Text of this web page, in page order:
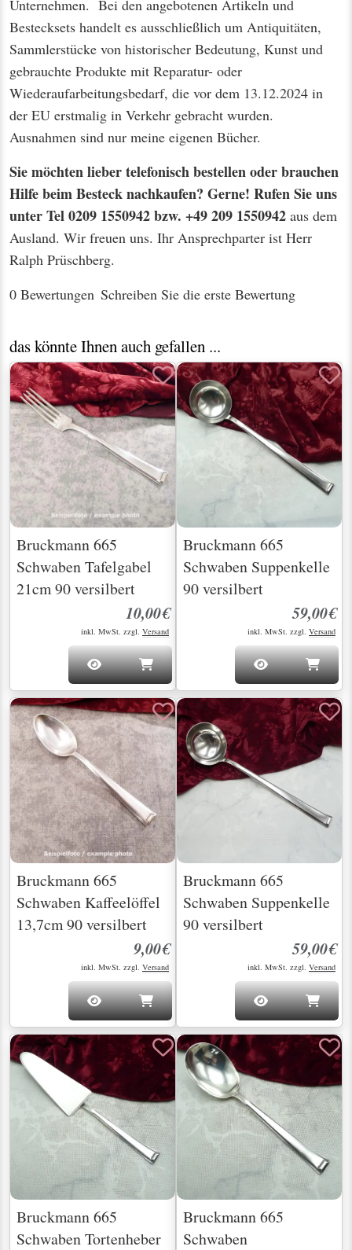
Unternehmen. Bei den angebotenen Artikeln und
Bestecksets handelt es ausschließlich um Antiquitäten,
Sammlerstücke von historischer Bedeutung, Kunst und
gebrauchte Produkte mit Reparatur- oder
Wiederaufarbeitungsbedarf, die vor dem 13.12.2024 in
der EU erstmalig in Verkehr gebracht wurden.
Ausnahmen sind nur meine eigenen Bücher.
Sie möchten lieber telefonisch bestellen oder brauchen
Hilfe beim Besteck nachkaufen? Gerne! Rufen Sie uns
unter Tel 0209 1550942 bzw. +49 209 1550942 aus dem
Ausland. Wir freuen uns. Ihr Ansprechparter ist Herr
Ralph Prüschberg.
0 Bewertungen Schreiben Sie die erste Bewertung
das könnte Ihnen auch gefallen ...
Bruckmann 665
Schwaben Tafelgabel
21cm 90 versilbert
10,00€
inkl. MwSt. zzgl. Versand
Bruckmann 665
Schwaben Suppenkelle
90 versilbert
59,00€
inkl. MwSt. zzgl. Versand
Bruckmann 665
Schwaben Kaffeelöffel
13,7cm 90 versilbert
9,00€
inkl. MwSt. zzgl. Versand
Bruckmann 665
Schwaben Suppenkelle
90 versilbert
59,00€
inkl. MwSt. zzgl. Versand
Bruckmann 665
Schwaben Tortenheber
Bruckmann 665
Schwaben